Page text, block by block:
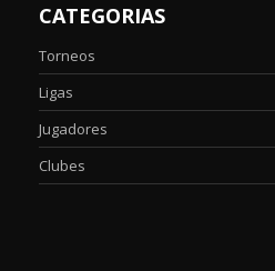
CATEGORIAS
Torneos
Ligas
Jugadores
Clubes